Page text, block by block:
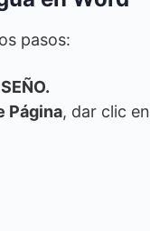
pasos:
Página, dar clic en